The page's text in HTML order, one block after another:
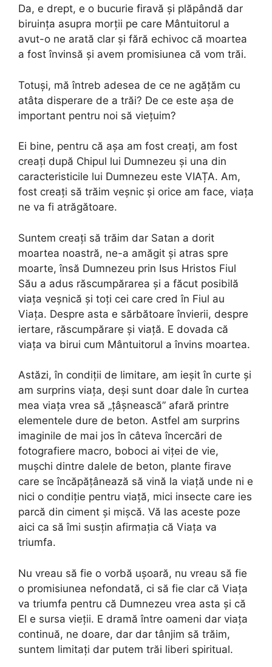
Da, e drept, e o bucurie firavă și plăpândă dar
biruința asupra morții pe care Mântuitorul a
avut-o ne arată clar și fără echivoc că moartea
a fost învinsă și avem promisiunea că vom trăi.
Totuși, mă întreb adesea de ce ne agățăm cu
atâta disperare de a trăi? De ce este așa de
important pentru noi să viețuim?
Ei bine, pentru că așa am fost creați, am fost
creați după Chipul lui Dumnezeu și una din
caracteristicile lui Dumnezeu este VIAȚA. Am,
fost creați să trăim veșnic și orice am face, viața
ne va fi atrăgătoare.
Suntem creați să trăim dar Satan a dorit
moartea noastră, ne-a amăgit și atras spre
moarte, însă Dumnezeu prin Isus Hristos Fiul
Său a adus răscumpărarea și a făcut posibilă
viața veșnică și toți cei care cred în Fiul au
Viața. Despre asta e sărbătoare învierii, despre
iertare, răscumpărare și viață. E dovada că
viața va birui cum Mântuitorul a învins moartea.
Astăzi, în condiții de limitare, am ieșit în curte și
am surprins viața, deși sunt doar dale în curtea
mea viața vrea să „țâșnească” afară printre
elementele dure de beton. Astfel am surprins
imaginile de mai jos în câteva încercări de
fotografiere macro, boboci ai viței de vie,
mușchi dintre dalele de beton, plante firave
care se încăpățânează să vină la viață unde ni e
nici o condiție pentru viață, mici insecte care ies
parcă din ciment și mișcă. Vă las aceste poze
aici ca să îmi susțin afirmația că Viața va
triumfa.
Nu vreau să fie o vorbă ușoară, nu vreau să fie
o promisiunea nefondată, ci să fie clar că Viața
va triumfa pentru că Dumnezeu vrea asta și că
El e sursa vieții. E dramă între oameni dar viața
continuă, ne doare, dar dar tânjim să trăim,
suntem limitați dar putem trăi liberi spiritual.